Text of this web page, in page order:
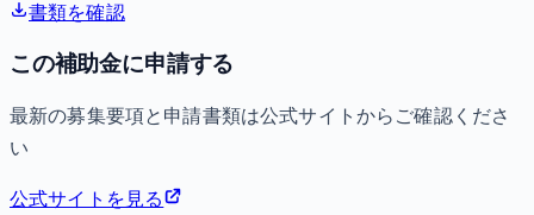
書類を確認
この補助金に申請する
最新の募集要項と申請書類は公式サイトからご確認くださ
い
公式サイトを見る